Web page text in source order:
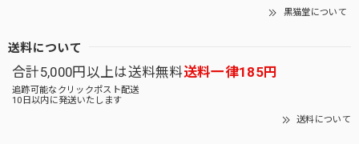
黒猫堂について
送料について
合計5,000円以上は送料無料送料一律185円
追跡可能なクリックポスト配送
10日以内に発送いたします
送料について